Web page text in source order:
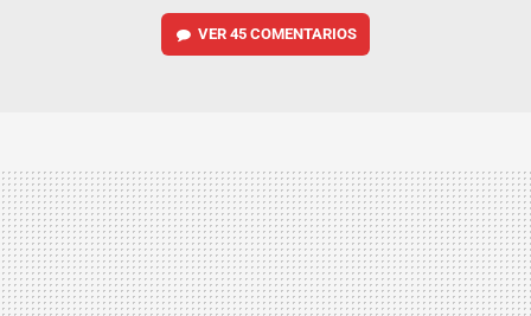
VER 45 COMENTARIOS